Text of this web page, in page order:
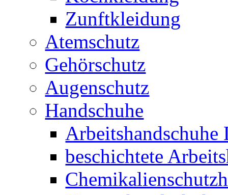
Zunftkleidung
Atemschutz
Gehörschutz
Augenschutz
Handschuhe
Arbeitshandschuhe
beschichtete